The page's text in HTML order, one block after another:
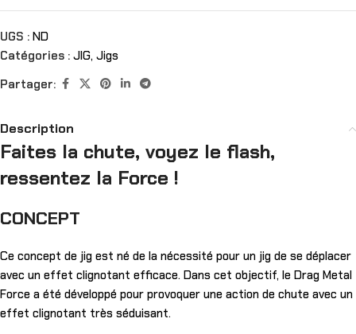
UGS : ND
Catégories : JIG, Jigs
Partager:
Description
Faites la chute, voyez le flash,
ressentez la Force !
CONCEPT
Ce concept de jig est né de la nécessité pour un jig de se déplacer
avec un effet clignotant efficace. Dans cet objectif, le Drag Metal
Force a été développé pour provoquer une action de chute avec un
effet clignotant très séduisant.